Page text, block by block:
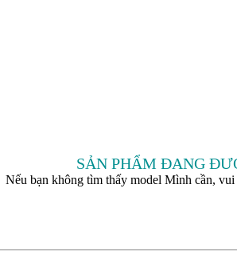
SẢN PHẨM ĐANG
Nếu bạn không tìm thấy model Mình cần,